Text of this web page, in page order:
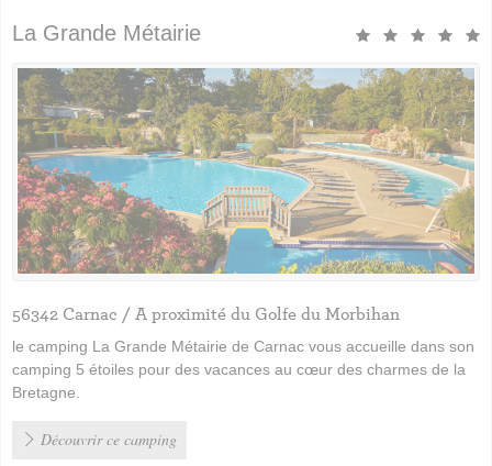
La Grande Métairie
56342 Carnac / A proximité du Golfe du Morbihan
le camping La Grande Métairie de Carnac vous accueille dans son
camping 5 étoiles pour des vacances au cœur des charmes de la
Bretagne.
Découvrir ce camping